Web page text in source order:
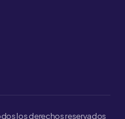
los derechos reservados